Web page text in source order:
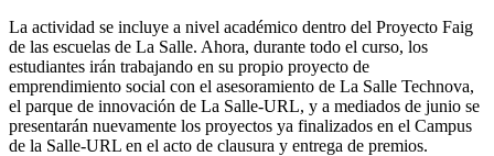
La actividad se incluye a nivel académico dentro del Proyecto Faig
de las escuelas de La Salle. Ahora, durante todo el curso, los
estudiantes irán trabajando en su propio proyecto de
emprendimiento social con el asesoramiento de La Salle Technova,
el parque de innovación de La Salle-URL, y a mediados de junio se
presentarán nuevamente los proyectos ya finalizados en el Campus
de la Salle-URL en el acto de clausura y entrega de premios.